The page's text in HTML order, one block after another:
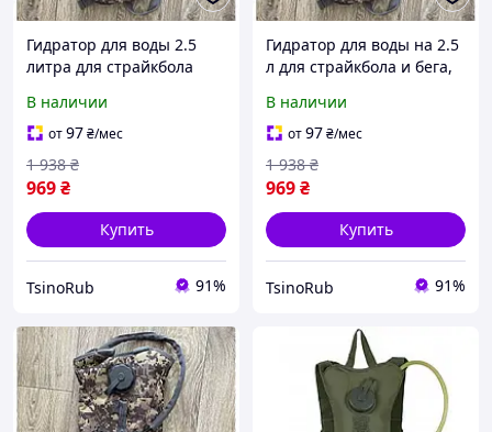
Гидратор для воды 2.5
литра для страйкбола
Camelbak Камелбек
туристическая военная
zin
В наличии
от97₴/мес
969₴
1 938 ₴
Купить
TsinoRub 91%
Гидратор для воды на 2.5
л для страйкбола и бега,
Camelbak Камелбек
туристическая военная
zin
В наличии
от97₴/мес
969₴
1 938 ₴
Купить
TsinoRub 91%